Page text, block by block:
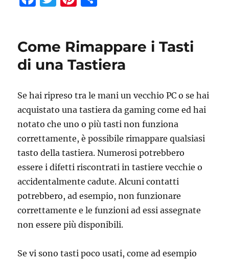
e
b
o
k
te
r
re
st
di
vi
Come Rimappare i Tasti
di una Tastiera
Se hai ripreso tra le mani un vecchio PC o se hai
acquistato una tastiera da gaming come ed hai
notato che uno o più tasti non funziona
correttamente, è possibile rimappare qualsiasi
tasto della tastiera. Numerosi potrebbero
essere i difetti riscontrati in tastiere vecchie o
accidentalmente cadute. Alcuni contatti
potrebbero, ad esempio, non funzionare
correttamente e le funzioni ad essi assegnate
non essere più disponibili.
Se vi sono tasti poco usati, come ad esempio